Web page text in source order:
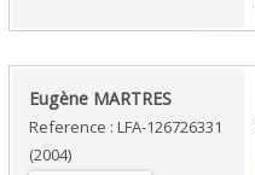
‎Eugène MARTRES‎
Reference : LFA-126726331
(2004)